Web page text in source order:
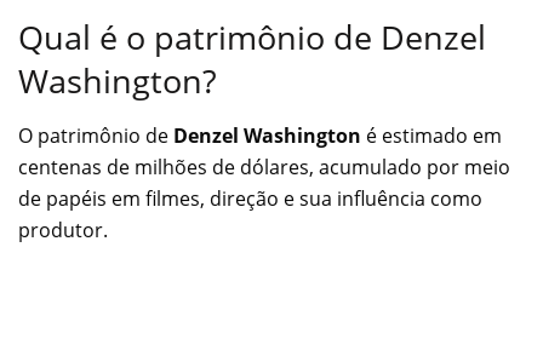
Qual é o patrimônio de Denzel
Washington?
O patrimônio de Denzel Washington é estimado em
centenas de milhões de dólares, acumulado por meio
de papéis em filmes, direção e sua influência como
produtor.